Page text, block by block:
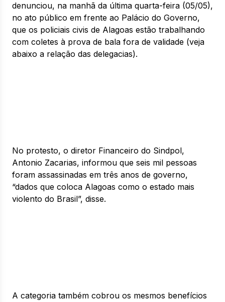
denunciou, na manhã da última quarta-feira (05/05),
no ato público em frente ao Palácio do Governo,
que os policiais civis de Alagoas estão trabalhando
com coletes à prova de bala fora de validade (veja
abaixo a relação das delegacias).
No protesto, o diretor Financeiro do Sindpol,
Antonio Zacarias, informou que seis mil pessoas
foram assassinadas em três anos de governo,
“dados que coloca Alagoas como o estado mais
violento do Brasil”, disse.
A categoria também cobrou os mesmos benefícios